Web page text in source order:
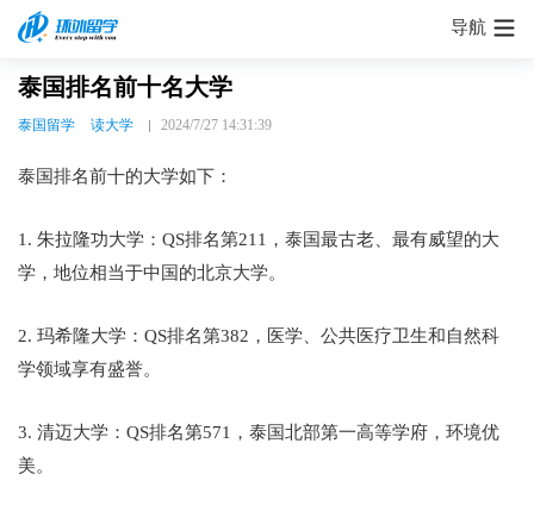
导航
泰国排名前十名大学
泰国留学 读大学 2024/7/27 14:31:39
泰国排名前十的大学如下：
1. 朱拉隆功大学：QS排名第211，泰国最古老、最有威望的大
学，地位相当于中国的北京大学。
2. 玛希隆大学：QS排名第382，医学、公共医疗卫生和自然科
学领域享有盛誉。
3. 清迈大学：QS排名第571，泰国北部第一高等学府，环境优
美。